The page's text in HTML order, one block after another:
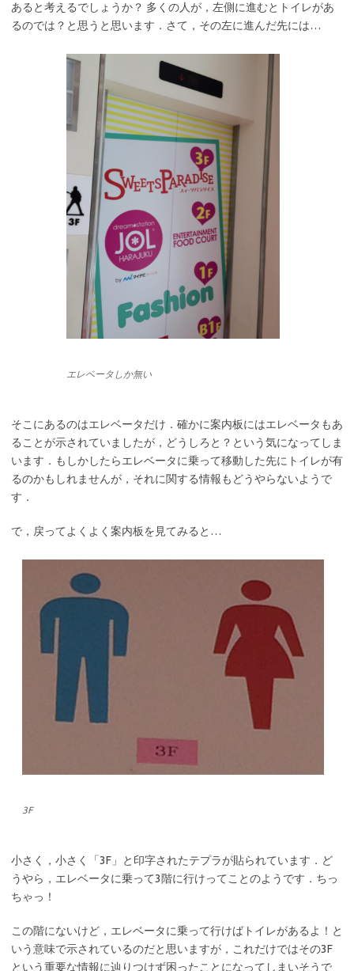
あると考えるでしょうか？ 多くの人が，左側に進むとトイレがあ
るのでは？と思うと思います．さて，その左に進んだ先には…
エレベータしか無い
そこにあるのはエレベータだけ．確かに案内板にはエレベータもあ
ることが示されていましたが，どうしろと？という気になってしま
います．もしかしたらエレベータに乗って移動した先にトイレが有
るのかもしれませんが，それに関する情報もどうやらないようで
す．
で，戻ってよくよく案内板を見てみると…
3F
小さく，小さく「3F」と印字されたテプラが貼られています．ど
うやら，エレベータに乗って3階に行けってことのようです．ちっ
ちゃっ！
この階にないけど，エレベータに乗って行けばトイレがあるよ！と
いう意味で示されているのだと思いますが，これだけではその3F
という重要な情報に辿りつけず困ったことになってしまいそうで